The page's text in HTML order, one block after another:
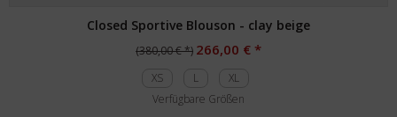
Closed Sportive Blouson - clay beige
(380,00 € *) 266,00 € *
XS L
XL
Verfügbare Größen